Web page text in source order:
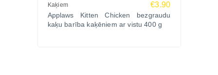
Kaķiem €3.90
Applaws Kitten Chicken bezgraudu
kaķu barība kaķēniem ar vistu 400 g